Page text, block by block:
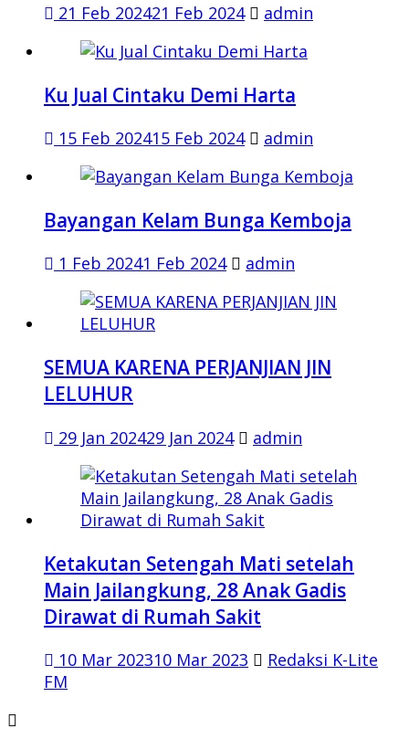
21 Feb 202421 Feb 2024 admin
Ku Jual Cintaku Demi Harta
15 Feb 202415 Feb 2024 admin
Bayangan Kelam Bunga Kemboja
1 Feb 20241 Feb 2024 admin
SEMUA KARENA PERJANJIAN JIN
LELUHUR
29 Jan 202429 Jan 2024 admin
Ketakutan Setengah Mati setelah
Main Jailangkung, 28 Anak Gadis
Dirawat di Rumah Sakit
10 Mar 202310 Mar 2023
Redaksi K-Lite
FM